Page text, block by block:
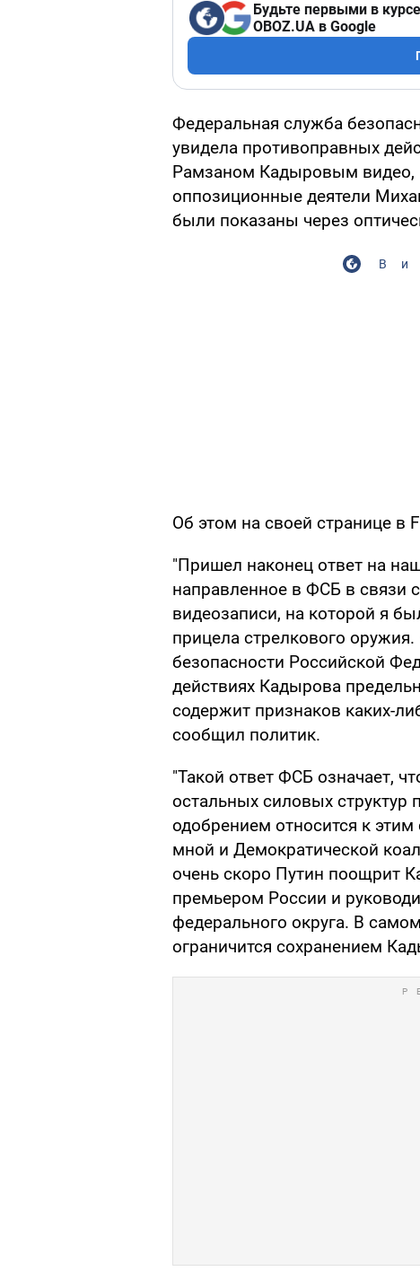
Будьте первыми в
OBOZ.UA в Google
Федеральная служба
увидела противоправных
Рамзаном Кадыровым видео,
оппозиционные деятели
были показаны через
Об этом на своей странице в
"Пришел наконец ответ на
направленное в ФСБ в
видеозаписи, на которой я
прицела стрелкового
безопасности Российской
действиях Кадырова
содержит признаков каких-
сообщил политик.
"Такой ответ ФСБ означает,
остальных силовых
одобрением относится к
мной и Демократической
очень скоро Путин поощрит
премьером России и
федерального округа. В
ограничится сохранением